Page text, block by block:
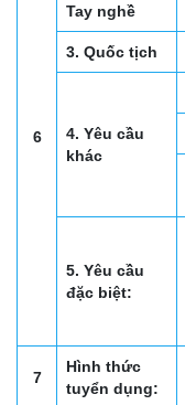
6
Tay nghề
3. Quốc tịch
4. Yêu cầu
khác
5. Yêu cầu
đặc biệt:
7
Hình thức
tuyển dụng: